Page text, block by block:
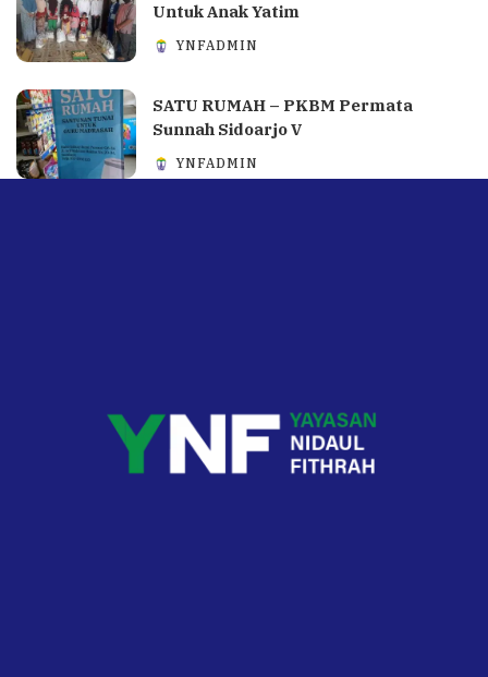
Untuk Anak Yatim
YNFADMIN
SATU RUMAH – PKBM Permata
Sunnah Sidoarjo V
YNFADMIN